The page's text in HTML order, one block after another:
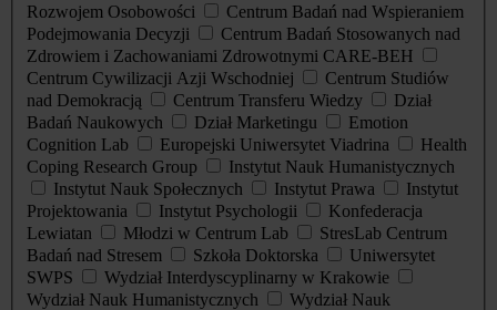
Rozwojem Osobowości
Centrum Badań nad Wspieraniem
Podejmowania Decyzji
Centrum Badań Stosowanych nad
Zdrowiem i Zachowaniami Zdrowotnymi CARE-BEH
Centrum Cywilizacji Azji Wschodniej
Centrum Studiów
nad Demokracją
Centrum Transferu Wiedzy
Dział
Badań Naukowych
Dział Marketingu
Emotion
Cognition Lab
Europejski Uniwersytet Viadrina
Health
Coping Research Group
Instytut Nauk Humanistycznych
Instytut Nauk Społecznych
Instytut Prawa
Instytut
Projektowania
Instytut Psychologii
Konfederacja
Lewiatan
Młodzi w Centrum Lab
StresLab Centrum
Badań nad Stresem
Szkoła Doktorska
Uniwersytet
SWPS
Wydział Interdyscyplinarny w Krakowie
Wydział Nauk Humanistycznych
Wydział Nauk